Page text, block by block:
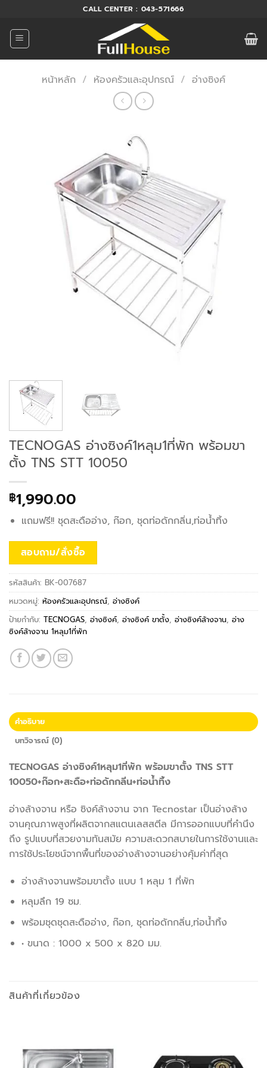
ยัง
เนื้อหา
CALL CENTER : 043-571666
หน้าหลัก / ห้องครัวและอุปกรณ์ / อ่างซิงค์
TECNOGAS อ่างซิงค์1หลุม1ที่พัก พร้อมขา
ตั้ง TNS STT 10050
฿1,990.00
แถมฟรี!! ชุดสะดืออ่าง, ก๊อก, ชุดท่อดักกลิ่น,ท่อน้ำทิ้ง
สอบถาม/สั่งซื้อ
รหัสสินค้า: BK-007687
หมวดหมู่: ห้องครัวและอุปกรณ์, อ่างซิงค์
ป้ายกำกับ: TECNOGAS, อ่างซิงค์, อ่างซิงค์ ขาตั้ง, อ่างซิงค์ล้างจาน, อ่าง
ซิงค์ล้างจาน 1หลุม1ที่พัก
คำอธิบาย
บทวิจารณ์ (0)
TECNOGAS อ่างซิงค์1หลุม1ที่พัก พร้อมขาตั้ง TNS STT
10050+ก๊อก+สะดือ+ท่อดักกลิ่น+ท่อน้ำทิ้ง
อ่างล้างจาน หรือ ซิงค์ล้างจาน จาก Tecnostar เป็นอ่างล้าง
จานคุณภาพสูงที่ผลิตจากสแตนเลสสตีล มีการออกแบบที่คำนึง
ถึง รูปแบบที่สวยงามทันสมัย ความสะดวกสบายในการใช้งานและ
การใช้ประโยชน์จากพื้นที่ของอ่างล้างจานอย่างคุ้มค่าที่สุด
อ่างล้างจานพร้อมขาตั้ง แบบ 1 หลุม 1 ที่พัก
หลุมลึก 19 ซม.
พร้อมชุดชุดสะดืออ่าง, ก๊อก, ชุดท่อดักกลิ่น,ท่อน้ำทิ้ง
• ขนาด : 1000 x 500 x 820 มม.
สินค้าที่เกี่ยวข้อง